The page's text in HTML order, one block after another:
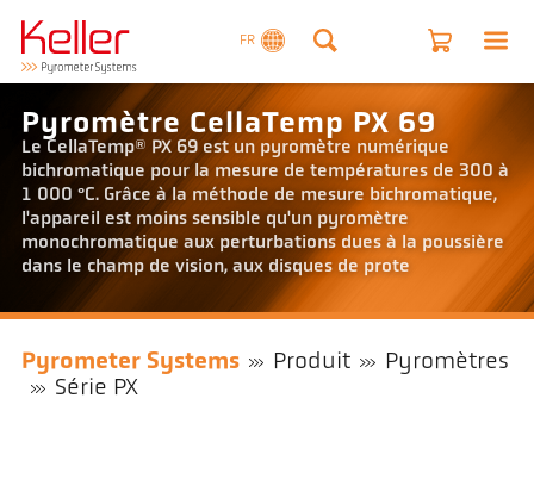
FR
Pyromètre CellaTemp PX 69
Le CellaTemp® PX 69 est un pyromètre numérique
bichromatique pour la mesure de températures de 300 à
1 000 °C. Grâce à la méthode de mesure bichromatique,
l'appareil est moins sensible qu'un pyromètre
monochromatique aux perturbations dues à la poussière
dans le champ de vision, aux disques de prote
Pyrometer Systems Produit
Pyromètres
Série PX